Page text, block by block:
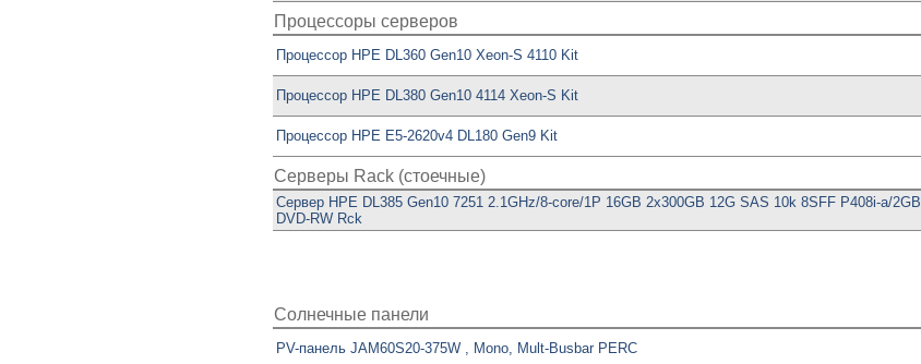
Процессоры серверов
Процессор HPE DL360 Gen10 Xeon-S 4110 Kit
Процессор HPE DL380 Gen10 4114 Xeon-S Kit
Процессор HPE E5-2620v4 DL180 Gen9 Kit
Серверы Rack (стоечные)
Сервер HPE DL385 Gen10 7251 2.1GHz/8-core/1P 16GB 2x300GB 12G SAS 10k 8SFF P408i-a/2GB
DVD-RW Rck
Солнечные панели
PV-панель JAM60S20-375W , Mono, Mult-Busbar PERC